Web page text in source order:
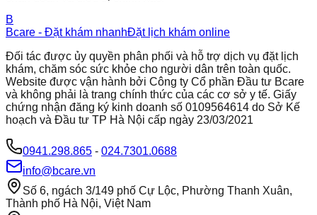
B
Bcare - Đặt khám nhanhĐặt lịch khám online
Đối tác được ủy quyền phân phối và hỗ trợ dịch vụ đặt lịch
khám, chăm sóc sức khỏe cho người dân trên toàn quốc.
Website được vận hành bởi Công ty Cổ phần Đầu tư Bcare
và không phải là trang chính thức của các cơ sở y tế. Giấy
chứng nhận đăng ký kinh doanh số 0109564614 do Sở Kế
hoạch và Đầu tư TP Hà Nội cấp ngày 23/03/2021
0941.298.865 - 024.7301.0688
info@bcare.vn
Số 6, ngách 3/149 phố Cự Lộc, Phường Thanh Xuân,
Thành phố Hà Nội, Việt Nam